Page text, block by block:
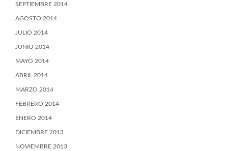
SEPTIEMBRE 2014
AGOSTO 2014
JULIO 2014
JUNIO 2014
MAYO 2014
ABRIL 2014
MARZO 2014
FEBRERO 2014
ENERO 2014
DICIEMBRE 2013
NOVIEMBRE 2013